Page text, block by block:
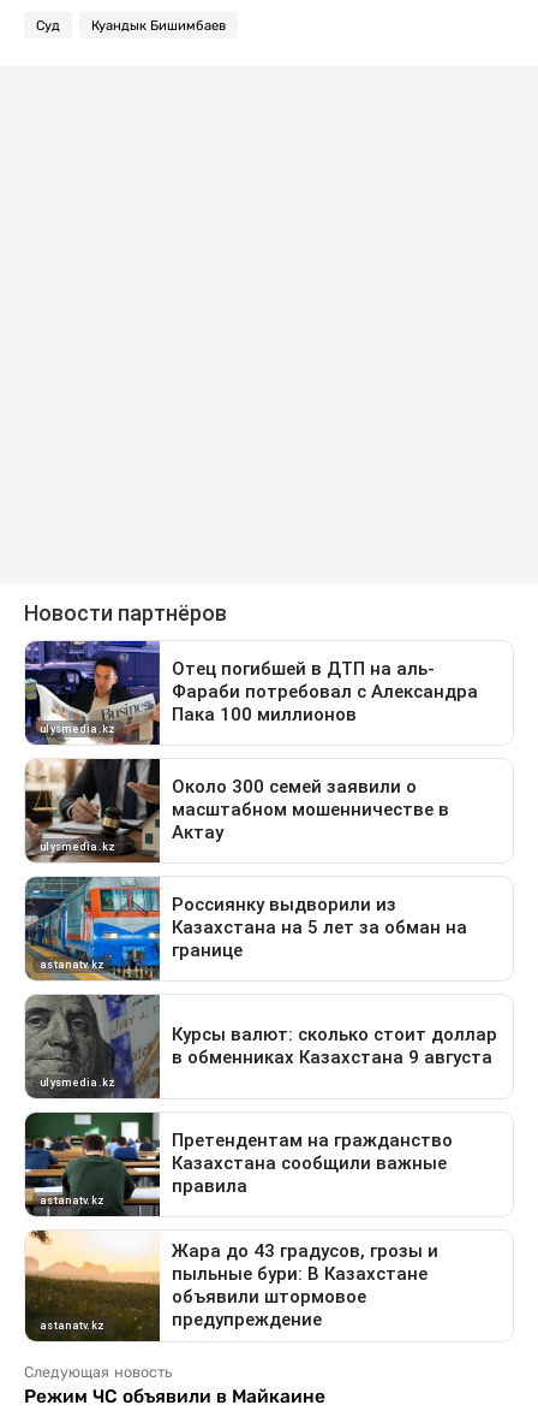
Суд Куандык Бишимбаев
Следующая новость
Режим ЧС объявили в Майкаине